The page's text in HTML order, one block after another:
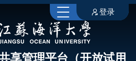
享管理平台（开放试用
登录